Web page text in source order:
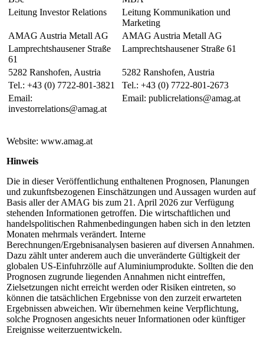
Leitung Investor Relations
Leitung Kommunikation und
Marketing
AMAG Austria Metall AG
AMAG Austria Metall AG
Lamprechtshausener Straße
61
Lamprechtshausener Straße 61
5282 Ranshofen, Austria
5282 Ranshofen, Austria
Tel.: +43 (0) 7722-801-3821
Tel.: +43 (0) 7722-801-2673
Email:
investorrelations@amag.at
Email: publicrelations@amag.at
Website: www.amag.at
Hinweis
Die in dieser Veröffentlichung enthaltenen Prognosen, Planungen
und zukunftsbezogenen Einschätzungen und Aussagen wurden auf
Basis aller der AMAG bis zum 21. April 2026 zur Verfügung
stehenden Informationen getroffen. Die wirtschaftlichen und
handelspolitischen Rahmenbedingungen haben sich in den letzten
Monaten mehrmals verändert. Interne
Berechnungen/Ergebnisanalysen basieren auf diversen Annahmen.
Dazu zählt unter anderem auch die unveränderte Gültigkeit der
globalen US-Einfuhrzölle auf Aluminiumprodukte. Sollten die den
Prognosen zugrunde liegenden Annahmen nicht eintreffen,
Zielsetzungen nicht erreicht werden oder Risiken eintreten, so
können die tatsächlichen Ergebnisse von den zurzeit erwarteten
Ergebnissen abweichen. Wir übernehmen keine Verpflichtung,
solche Prognosen angesichts neuer Informationen oder künftiger
Ereignisse weiterzuentwickeln.